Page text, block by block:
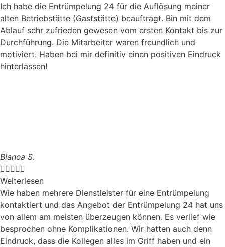
Ich habe die Entrümpelung 24 für die Auflösung meiner
alten Betriebstätte (Gaststätte) beauftragt. Bin mit dem
Ablauf sehr zufrieden gewesen vom ersten Kontakt bis zur
Durchführung. Die Mitarbeiter waren freundlich und
motiviert. Haben bei mir definitiv einen positiven Eindruck
hinterlassen!
Bianca S.

Weiterlesen
Wie haben mehrere Dienstleister für eine Entrümpelung
kontaktiert und das Angebot der Entrümpelung 24 hat uns
von allem am meisten überzeugen können. Es verlief wie
besprochen ohne Komplikationen. Wir hatten auch denn
Eindruck, dass die Kollegen alles im Griff haben und ein